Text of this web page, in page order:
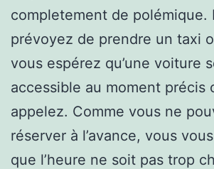
completement de polémique.
prévoyez de prendre un taxi
vous espérez qu’une voiture
accessible au moment précis
appelez. Comme vous ne
réserver à l’avance, vous
que l’heure ne soit pas trop